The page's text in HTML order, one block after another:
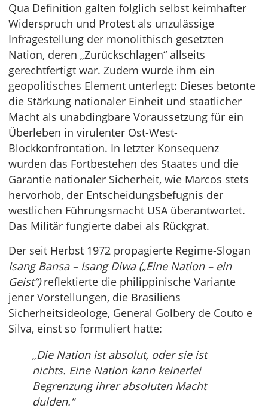
Qua Definition galten folglich selbst keimhafter
Widerspruch und Protest als unzulässige
Infragestellung der monolithisch gesetzten
Nation, deren „Zurückschlagen“ allseits
gerechtfertigt war. Zudem wurde ihm ein
geopolitisches Element unterlegt: Dieses betonte
die Stärkung nationaler Einheit und staatlicher
Macht als unabdingbare Voraussetzung für ein
Überleben in virulenter Ost-West-
Blockkonfrontation. In letzter Konsequenz
wurden das Fortbestehen des Staates und die
Garantie nationaler Sicherheit, wie Marcos stets
hervorhob, der Entscheidungsbefugnis der
westlichen Führungsmacht USA überantwortet.
Das Militär fungierte dabei als Rückgrat.
Der seit Herbst 1972 propagierte Regime-Slogan
Isang Bansa – Isang Diwa („Eine Nation – ein
Geist“)reflektierte die philippinische Variante
jener Vorstellungen, die Brasiliens
Sicherheitsideologe, General Golbery de Couto e
Silva, einst so formuliert hatte:
„Die Nation ist absolut, oder sie ist
nichts. Eine Nation kann keinerlei
Begrenzung ihrer absoluten Macht
dulden.“